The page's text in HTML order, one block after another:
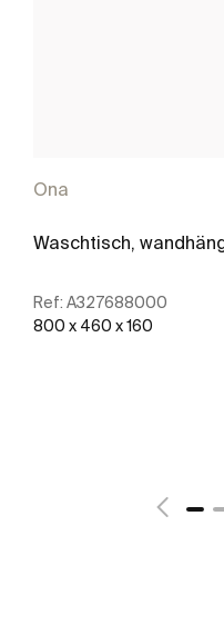
Ona
Waschtisch,
Ref: A327688000
800 x 460 x 160